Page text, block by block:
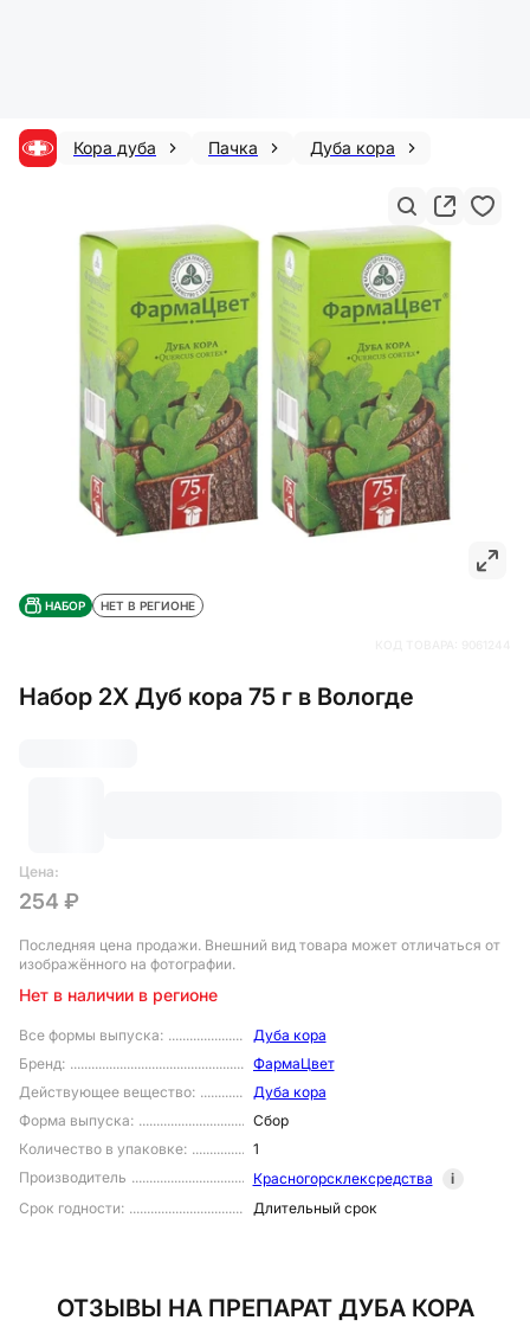
Кора дуба Пачка Дуба кора
Набор 2Х Дуб кора 75 г в Вологде
НАБОР НЕТ В РЕГИОНЕ
Все формы выпуска:
Дуба кора
Бренд:
ФармаЦвет
Действующее вещество:
Дуба кора
Форма выпуска:
Сбор
Количество в упаковке:
1
Производитель
Красногорсклексредства
i
Срок годности: Длительный срок
Цена:
254 ₽
Последняя цена продажи. Внешний вид товара может отличаться от
изображённого на фотографии.
Нет в наличии в регионе
ОТЗЫВЫ НА ПРЕПАРАТ ДУБА КОРА